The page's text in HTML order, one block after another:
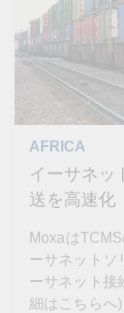
AFRICA
イーサネッ
送を高速化
Moxaは
ーサネットソ
ーサネット接
細はこちらへ)